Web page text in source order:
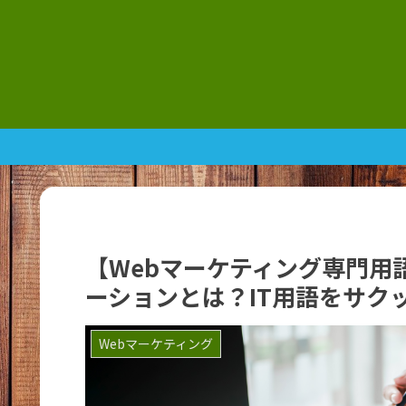
【Webマーケティング専門
ーションとは？IT用語をサク
Webマーケティング